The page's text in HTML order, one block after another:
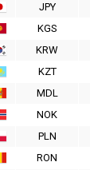
JPY
KGS
KRW
KZT
MDL
NOK
PLN
RON